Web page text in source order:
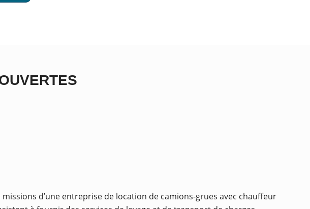
missions d’une entreprise de location de camions-grues avec chauffeur